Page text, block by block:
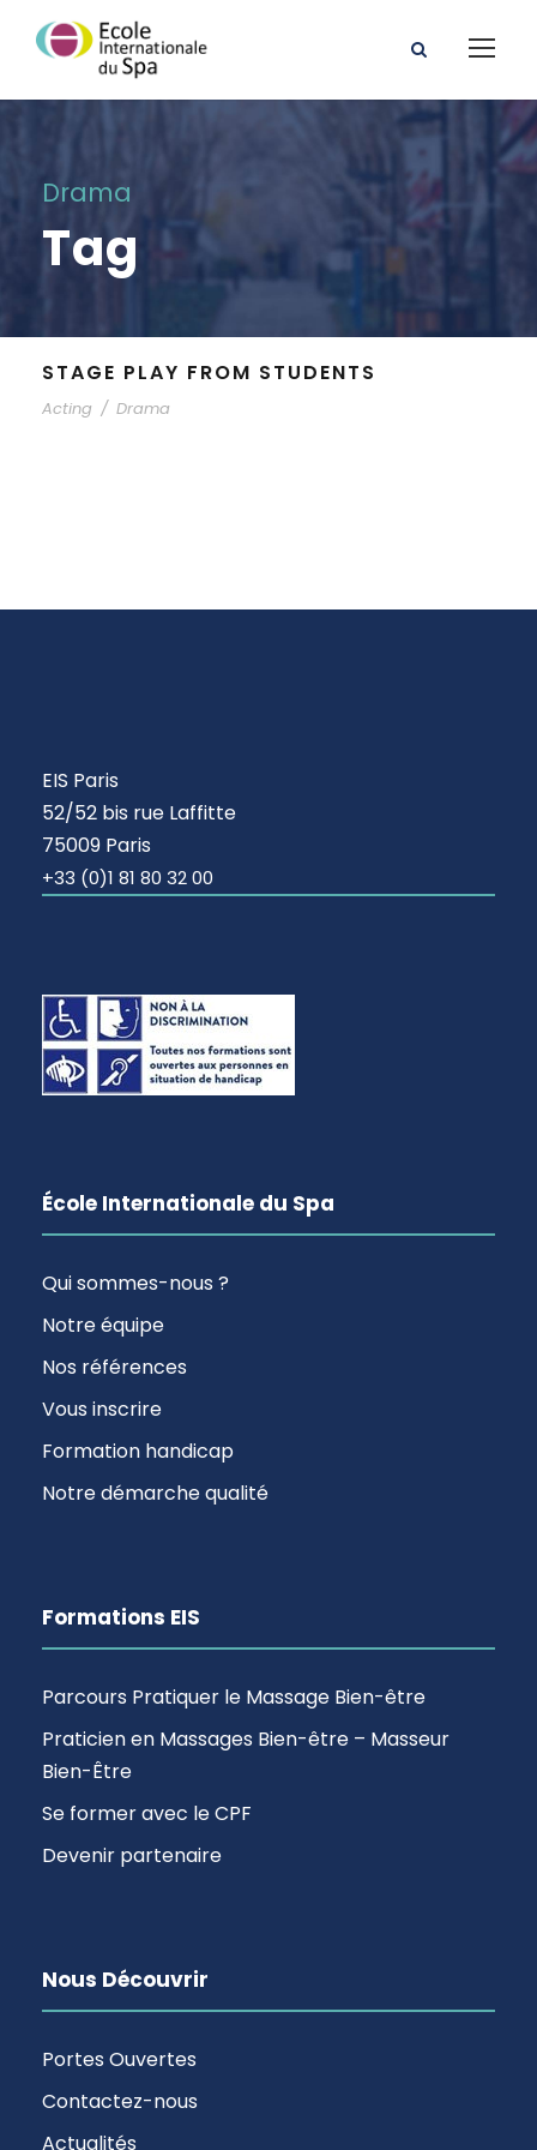
Drama
Tag
STAGE PLAY FROM STUDENTS
Acting / Drama
EIS Paris
52/52 bis rue Laffitte
75009 Paris
+33 (0)1 81 80 32 00
École Internationale du Spa
Qui sommes-nous ?
Notre équipe
Nos références
Vous inscrire
Formation handicap
Notre démarche qualité
Formations EIS
Parcours Pratiquer le Massage Bien-être
Praticien en Massages Bien-être – Masseur
Bien-Être
Se former avec le CPF
Devenir partenaire
Nous Découvrir
Portes Ouvertes
Contactez-nous
Actualités